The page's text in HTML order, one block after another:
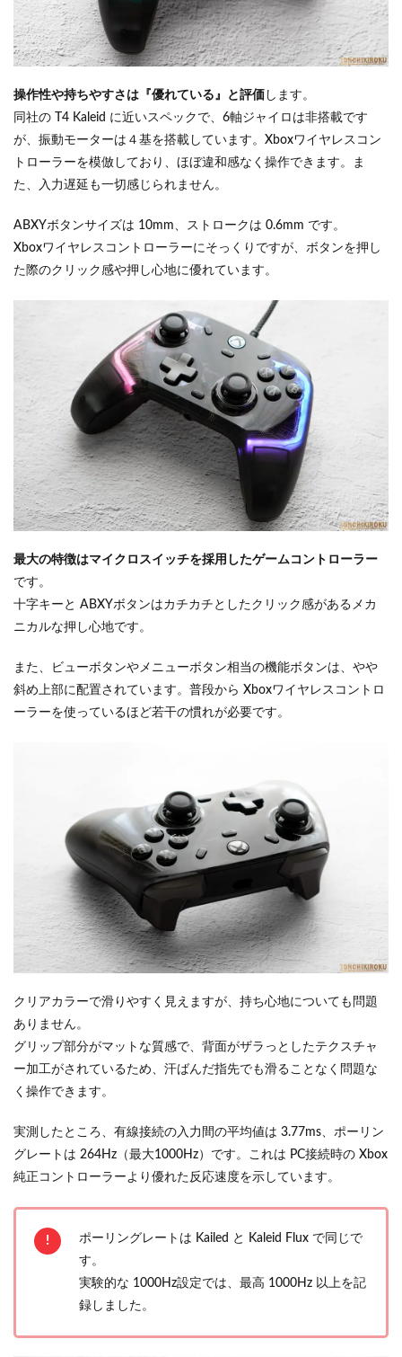
操作性や持ちやすさは『優れている』と評価 します。
同社の T4 Kaleid に近いスペックで、6軸ジャイロは非搭載です
が、振動モーターは４基を搭載しています。Xboxワイヤレスコン
トローラーを模倣しており、ほぼ違和感なく操作できます。ま
た、入力遅延も一切感じられません。
ABXYボタンサイズは 10mm、ストロークは 0.6mm です。
Xboxワイヤレスコントローラーにそっくりですが、ボタンを押し
た際のクリック感や押し心地に優れています。
最大の特徴はマイクロスイッチを採用したゲームコントローラー
です。
十字キーと ABXYボタンはカチカチとしたクリック感があるメカ
ニカルな押し心地です。
また、ビューボタンやメニューボタン相当の機能ボタンは、やや
斜め上部に配置されています。普段から Xboxワイヤレスコントロ
ーラーを使っているほど若干の慣れが必要です。
クリアカラーで滑りやすく見えますが、持ち心地についても問題
ありません。
グリップ部分がマットな質感で、背面がザラっとしたテクスチャ
ー加工がされているため、汗ばんだ指先でも滑ることなく問題な
く操作できます。
実測したところ、有線接続の入力間の平均値は 3.77ms、ポーリン
グレートは 264Hz（最大1000Hz）です。これは PC接続時の Xbox
純正コントローラーより優れた反応速度を示しています。
ポーリングレートは Kailed と Kaleid Flux で同じで
す。
実験的な 1000Hz設定では、最高 1000Hz 以上を記
録しました。